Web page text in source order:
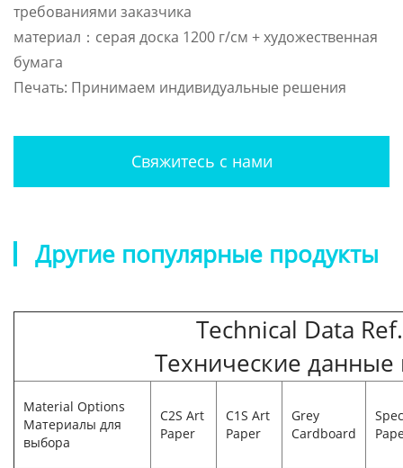
требованиями заказчика
материал：серая доска 1200 г/см + художественная
бумага
Печать: Принимаем индивидуальные решения
Свяжитесь с нами
Другие популярные продукты
Technical Data Ref.
Технические данные
Material Options
Материалы для
выбора
C2S Art
Paper
C1S Art
Paper
Grey
Cardboard